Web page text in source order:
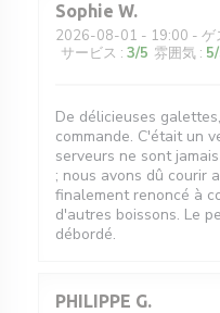
Sophie W
2026-08-01 - 19:00 - ゲ
サービス : 3/5 雰囲気 : 5
De délicieuses
commande. C'était un
serveurs ne sont
; nous avons dû courir
finalement renoncé à
d'autres boissons. Le
débordé.
PHILIPPE G